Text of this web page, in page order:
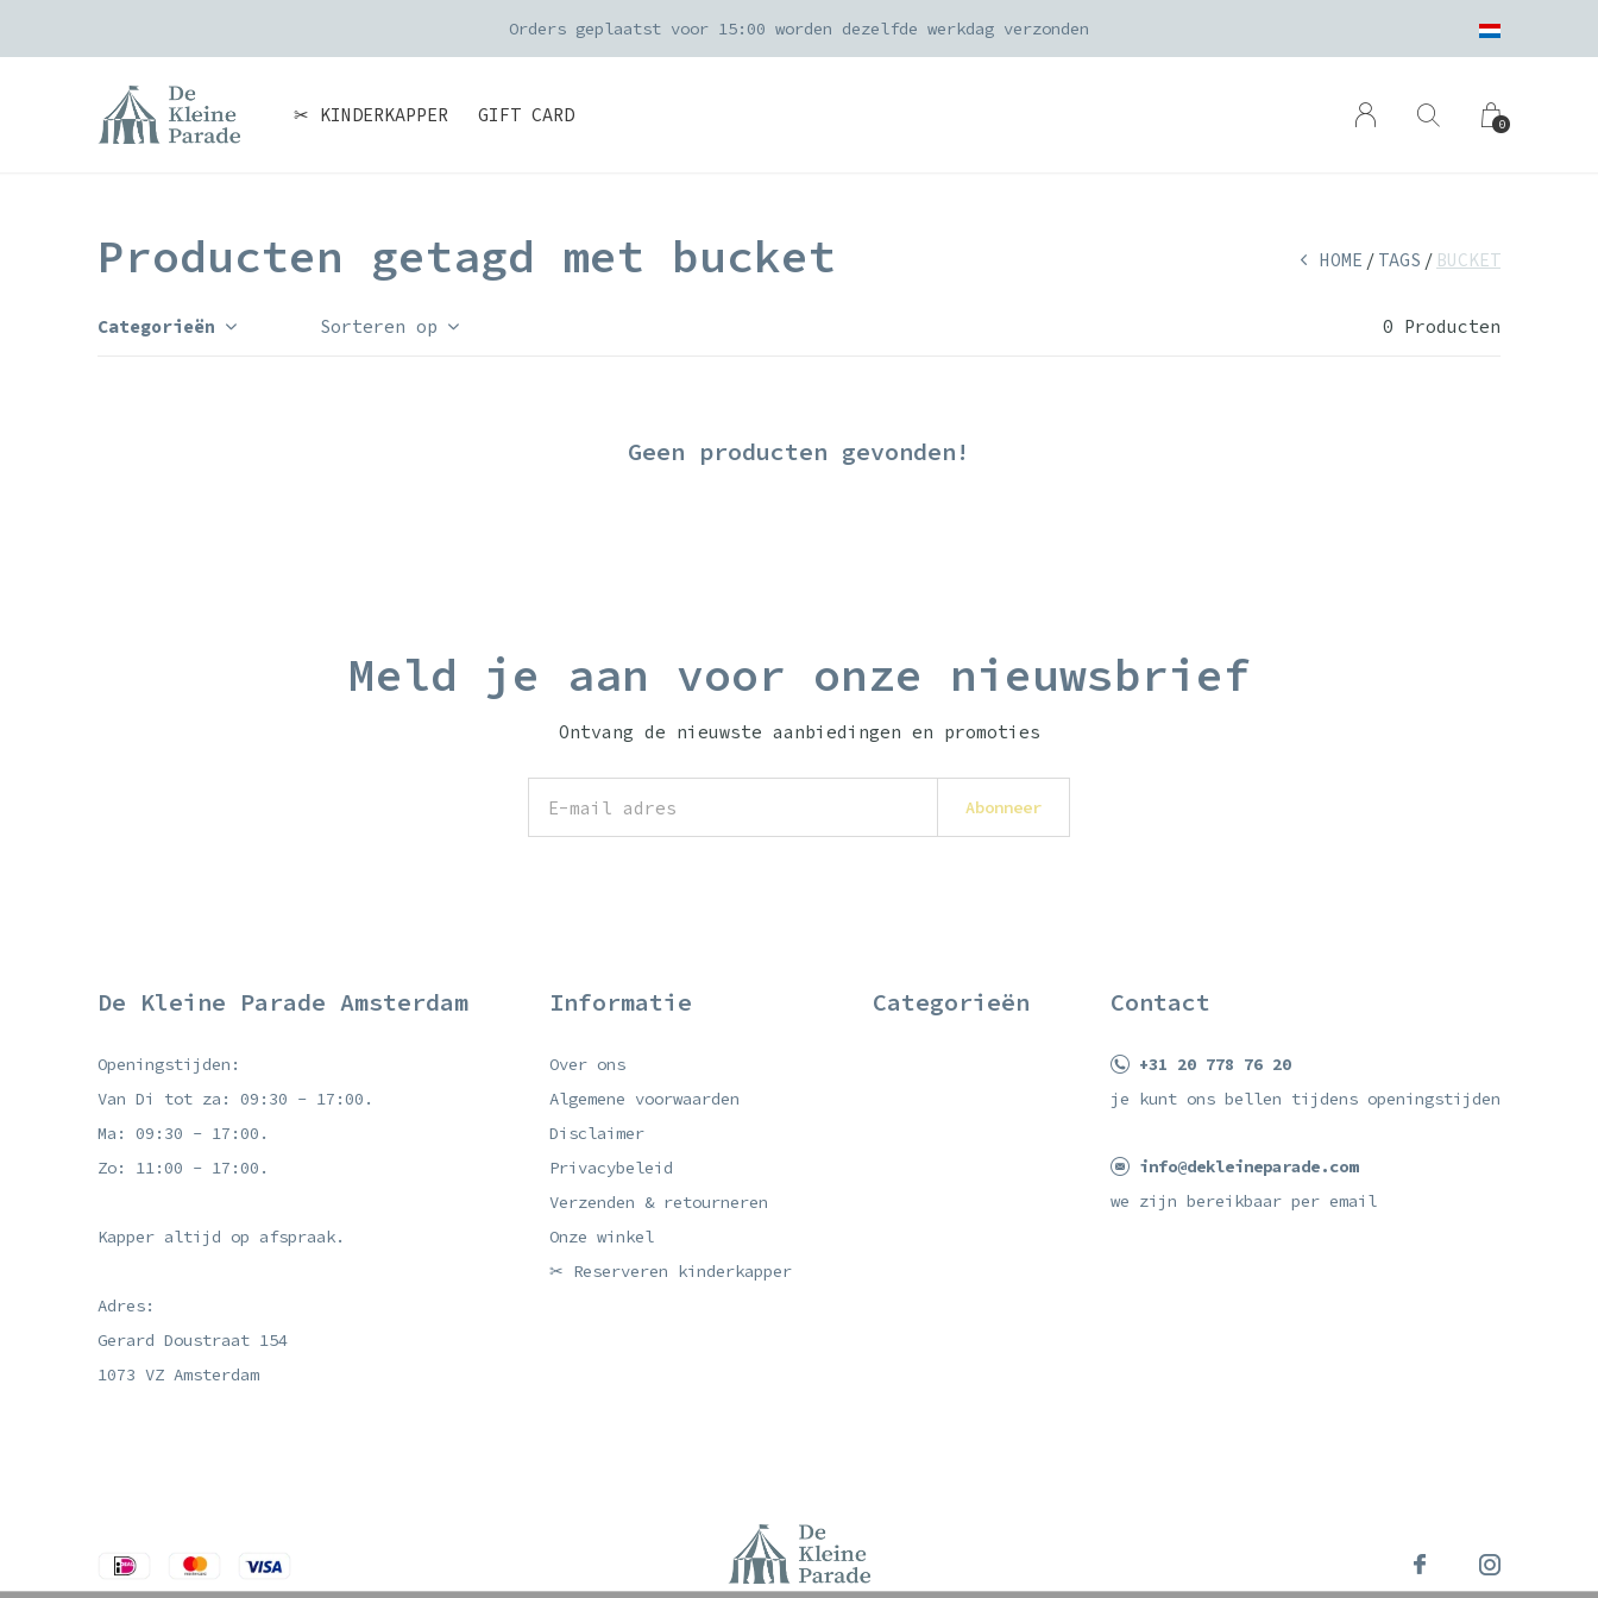
✂ KINDERKAPPER GIFT CARD 0
Orders geplaatst voor 15:00 worden dezelfde werkdag verzonden
Producten getagd met bucket HOME TAGS BUCKET
Categorieën Sorteren op 0 Producten
Geen producten gevonden!
Meld je aan voor onze nieuwsbrief
Ontvang de nieuwste aanbiedingen en promoties
Abonneer
De Kleine Parade Amsterdam
Openingstijden:
Van Di tot za: 09:30 - 17:00.
Ma: 09:30 - 17:00.
Zo: 11:00 - 17:00.
Kapper altijd op afspraak.
Adres:
Gerard Doustraat 154
1073 VZ Amsterdam
Informatie
Over ons
Algemene voorwaarden
Disclaimer
Privacybeleid
Verzenden & retourneren
Onze winkel
✂ Reserveren kinderkapper
Categorieën Contact
+31 20 778 76 20
je kunt ons bellen tijdens openingstijden
info@dekleineparade.com
we zijn bereikbaar per email